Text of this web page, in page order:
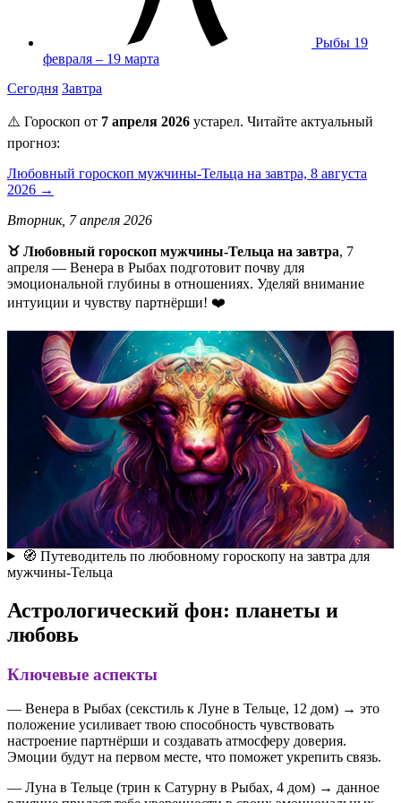
Рыбы 19
февраля – 19 марта
Сегодня Завтра
⚠️ Гороскоп от 7 апреля 2026 устарел. Читайте актуальный
прогноз:
Любовный гороскоп мужчины-Тельца на завтра, 8 августа
2026 →
Вторник, 7 апреля 2026
♉ Любовный гороскоп мужчины-Тельца на завтра, 7
апреля — Венера в Рыбах подготовит почву для
эмоциональной глубины в отношениях. Уделяй внимание
интуиции и чувству партнёрши! ❤️
🧭 Путеводитель по любовному гороскопу на завтра для
мужчины-Тельца
Астрологический фон: планеты и
любовь
Ключевые аспекты
— Венера в Рыбах (секстиль к Луне в Тельце, 12 дом) → это
положение усиливает твою способность чувствовать
настроение партнёрши и создавать атмосферу доверия.
Эмоции будут на первом месте, что поможет укрепить связь.
— Луна в Тельце (трин к Сатурну в Рыбах, 4 дом) → данное